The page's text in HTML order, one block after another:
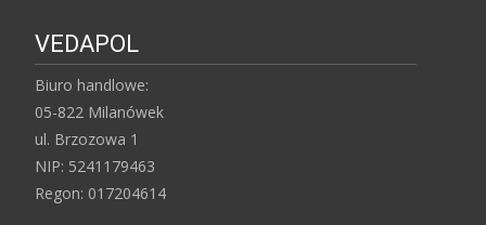
VEDAPOL
Biuro handlowe:
05-822 Milanówek
ul. Brzozowa 1
NIP: 5241179463
Regon: 017204614